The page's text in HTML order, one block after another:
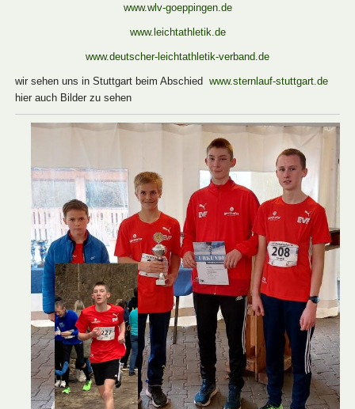
www.wlv-goeppingen.de
www.leichtathletik.de
www.deutscher-leichtathletik-verband.de
wir sehen uns in Stuttgart beim Abschied www.sternlauf-stuttgart.de
hier auch Bilder zu sehen